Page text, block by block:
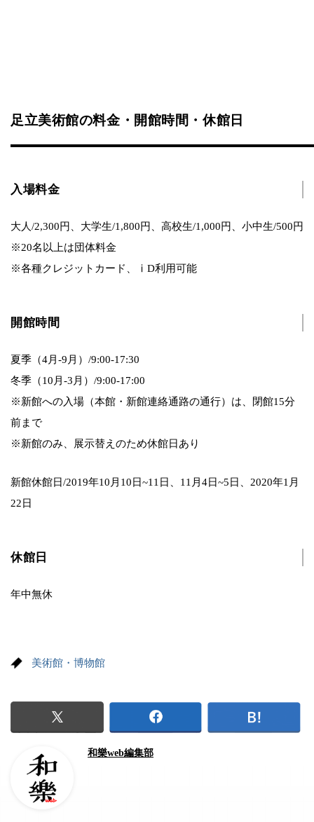
足立美術館の料金・開館時間・休館日
入場料金
大人/2,300円、大学生/1,800円、高校生/1,000円、小中生/500円
※20名以上は団体料金
※各種クレジットカード、ⅰD利用可能
開館時間
夏季（4月-9月）/9:00-17:30
冬季（10月-3月）/9:00-17:00
※新館への入場（本館・新館連絡通路の通行）は、閉館15分
前まで
※新館のみ、展示替えのため休館日あり
新館休館日/2019年10月10日~11日、11月4日~5日、2020年1月
22日
休館日
年中無休
美術館・博物館
和樂web編集部